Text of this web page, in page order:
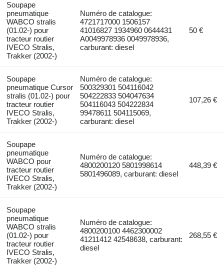
Soupape
pneumatique
WABCO stralis
(01.02-) pour
tracteur routier
IVECO Stralis,
Trakker (2002-)
Numéro de catalogue:
4721717000 1506157
41016827 1934960 0644431
A0049978936 0049978936,
carburant: diesel
50 €
Soupape
pneumatique Cursor
stralis (01.02-) pour
tracteur routier
IVECO Stralis,
Trakker (2002-)
Numéro de catalogue:
500329301 504116042
504222833 504047634
504116043 504222834
99478611 504115069,
carburant: diesel
107,26 €
Soupape
pneumatique
WABCO pour
tracteur routier
IVECO Stralis,
Trakker (2002-)
Numéro de catalogue:
4800200120 5801998614
5801496089, carburant: diesel
448,39 €
Soupape
pneumatique
WABCO stralis
(01.02-) pour
tracteur routier
IVECO Stralis,
Trakker (2002-)
Numéro de catalogue:
4800200100 4462300002
41211412 42548638, carburant:
diesel
268,55 €